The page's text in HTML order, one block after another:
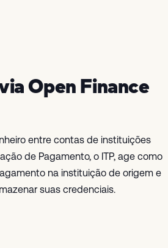
Open Finance
entre contas de instituições
de Pagamento, o ITP, age como
na instituição de origem e
suas credenciais.